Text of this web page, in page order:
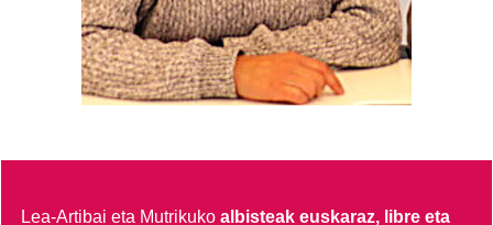
Lea-Artibai eta Mutrikukoalbisteak euskaraz, libre eta